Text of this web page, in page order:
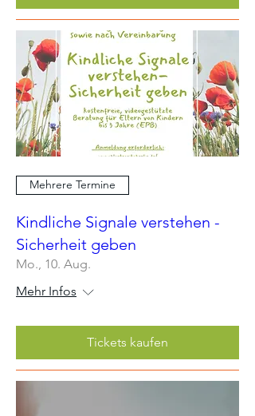
Mehrere Termine
Kindliche Signale verstehen -
Sicherheit geben
Mo., 10. Aug.
Mehr Infos
Tickets kaufen